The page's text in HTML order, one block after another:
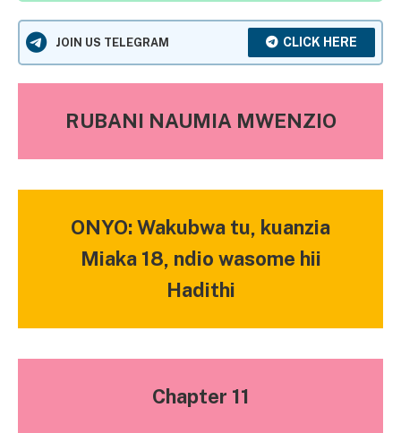
JOIN US TELEGRAM CLICK HERE
RUBANI NAUMIA MWENZIO
ONYO: Wakubwa tu, kuanzia
Miaka 18, ndio wasome hii
Hadithi
Chapter 11